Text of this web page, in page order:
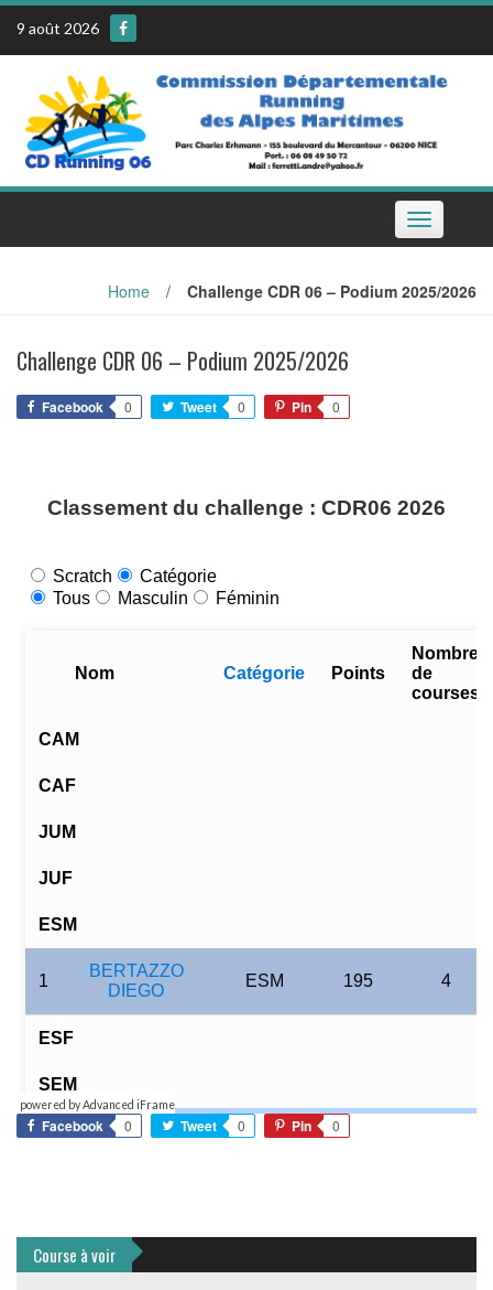
Skip
content
9 août 2026
Toggle
navigation
Home / Challenge CDR 06 – Podium 2025/2026
Challenge CDR 06 – Podium 2025/2026
Facebook 0 Tweet 0 Pin 0
powered by Advanced iFrame
Facebook 0 Tweet 0 Pin 0
Course à voir